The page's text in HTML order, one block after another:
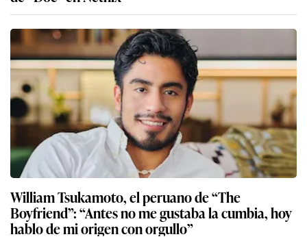
William Tsukamoto, el peruano de “The
Boyfriend”: “Antes no me gustaba la cumbia, hoy
hablo de mi origen con orgullo”